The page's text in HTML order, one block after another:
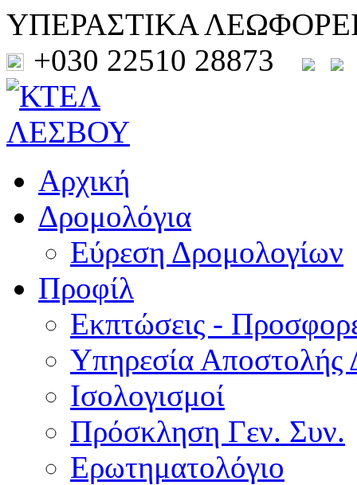
ΥΠΕΡΑΣΤΙΚΑ
+030 22510 28873
Αρχική
Δρομολόγια
Εύρεση Δρομολογίων
Προφίλ
Εκπτώσεις -
Υπηρεσία Αποστολής
Ισολογισμοί
Πρόσκληση Γεν. Συν.
Ερωτηματολόγιο